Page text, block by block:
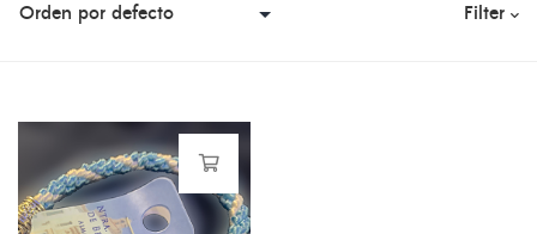
Filter